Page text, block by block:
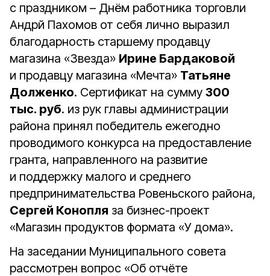
с праздником – Днём работника торговли
Андрй Пахомов от себя лично выразил
благодарность старшему продавцу
магазина «Звезда» Ирине Бардаковой
и продавцу магазина «Мечта» Татьяне
Долженко. Сертификат на сумму 300
тыс. руб. из рук главы администрации
района принял победитель ежегодно
проводимого конкурса на предоставление
гранта, направленного на развитие
и поддержку малого и среднего
предпринимательства Ровеньского района,
Сергей Конопля за бизнес-проект
«Магазин продуктов формата «У дома».
На заседании Муниципального совета
рассмотрен вопрос «Об отчёте